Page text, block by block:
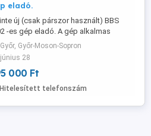
eladó.
új (csak párszor használt) BBS
-es gép eladó. A gép alkalmas
zsírbontásra, rádiófrekvenciás
narancsbőr kezelésre
dekoltázs és arcfiatalításra.
használati utasítással és
árulom. Adok hozzá bérletet
Győr, Győr-Moson-Sopron
június 28
000 Ft
Hitelesített telefonszám